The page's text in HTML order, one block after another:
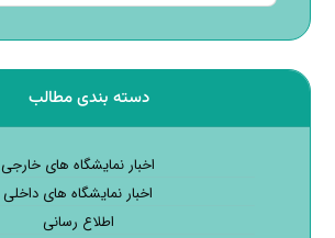
دسته بندی مطالب
اخبار نمایشگاه های خارجی
اخبار نمایشگاه های داخلی
اطلاع رسانی